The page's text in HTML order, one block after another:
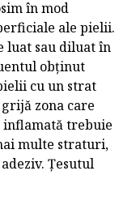
în mod
ale pielii.
luat sau diluat în
obținut
cu un strat
zona care
inflamată trebuie
multe straturi,
Țesutul